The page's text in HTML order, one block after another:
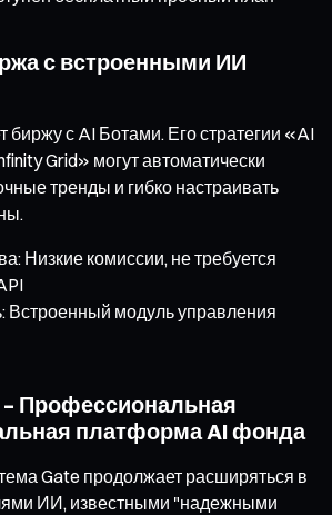
с встроенными ИИ
биржу с AI Ботами. Его стратегии «AI
Grid» могут автоматически
тренды и гибко настраивать
Низкие комиссии, не требуется
Встроенный модуль управления
– Профессиональная
платформа AI фонда
Gate продолжает расширяться в
ИИ, известными "надежными